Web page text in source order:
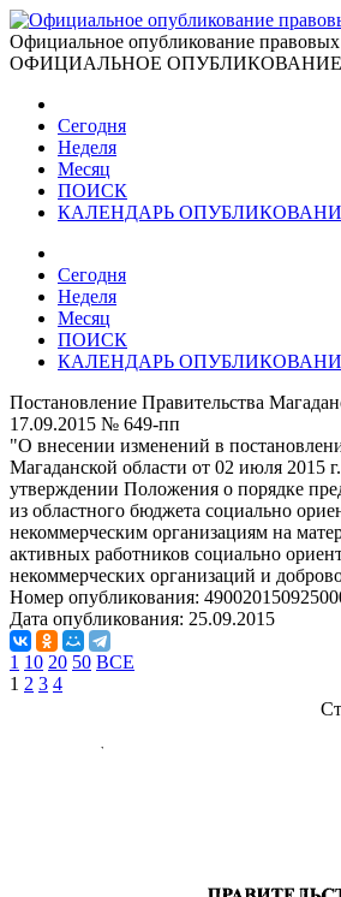
Официальное опубликование правовых
ОФИЦИАЛЬНОЕ ОПУБЛИКОВАНИЕ
Сегодня
Неделя
Месяц
ПОИСК
КАЛЕНДАРЬ
Сегодня
Неделя
Месяц
ПОИСК
КАЛЕНДАРЬ
Постановление Правительства
17.09.2015 № 649-пп
"О внесении изменений в
Магаданской области от 02 июля 2015
утверждении Положения о порядке
из областного бюджета социально
некоммерческим организациям на
активных работников социально
некоммерческих организаций и
Номер опубликования:
Дата опубликования: 25.09.2015
1 10 20 50 ВСЕ
1 2 3 4